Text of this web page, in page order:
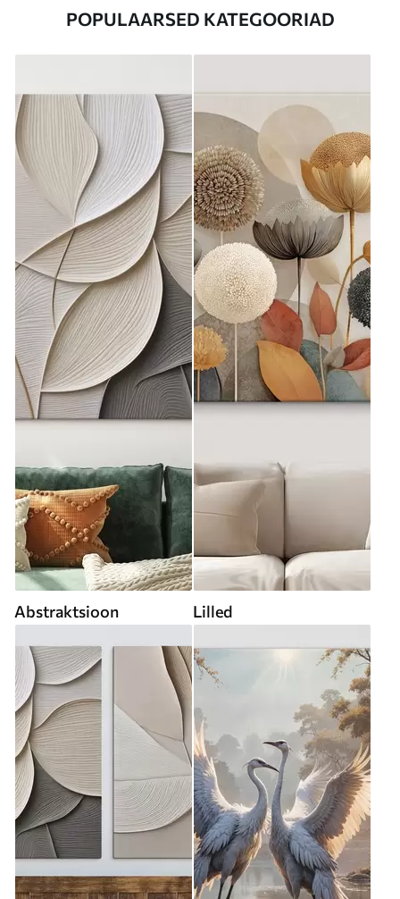
POPULAARSED KATEGOORIAD
Abstraktsioon Lilled